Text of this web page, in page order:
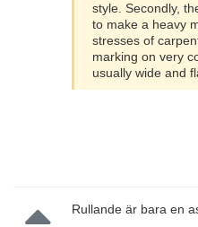
style. Secondly,
to make a heavy
stresses of
marking on very
usually wide and
Rullande är bara en